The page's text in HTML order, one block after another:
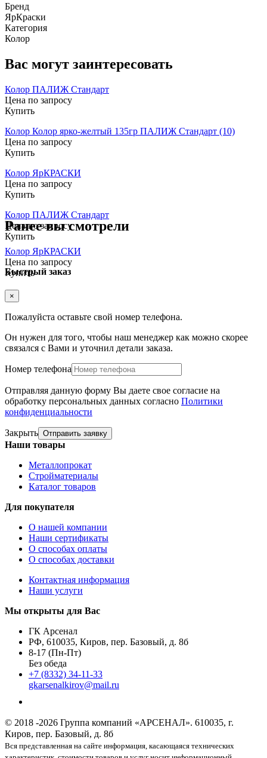
Бренд
ЯрКраски
Категория
Колор
Вас могут заинтересовать
Колор ПАЛИЖ Стандарт
Цена по запросу
Купить
Колор Колор ярко-желтый 135гр ПАЛИЖ Стандарт (10)
Цена по запросу
Купить
Колор ЯрКРАСКИ
Цена по запросу
Купить
Колор ПАЛИЖ Стандарт
Цена по запросу
Купить
Ранее вы смотрели
Колор ЯрКРАСКИ
Цена по запросу
Купить
Быстрый заказ
×
Пожалуйста оставьте свой номер телефона.
Он нужен для того, чтобы наш менеджер как можно скорее
связался с Вами и уточнил детали заказа.
Номер телефона
Отправляя данную форму Вы даете свое согласие на
обработку персональных данных согласно Политики
конфиденциальности
Закрыть Отправить заявку
Наши товары
Металлопрокат
Стройматериалы
Каталог товаров
Для покупателя
О нашей компании
Наши сертификаты
О способах оплаты
О способах доставки
Контактная информация
Наши услуги
Мы открыты для Вас
ГК Арсенал
РФ, 610035, Киров, пер. Базовый, д. 8б
8-17 (Пн-Пт)
Без обеда
+7 (8332) 34-11-33
gkarsenalkirov@mail.ru
© 2018 -2026 Группа компаний «АРСЕНАЛ». 610035, г.
Киров, пер. Базовый, д. 8б
Вся представленная на сайте информация, касающаяся технических